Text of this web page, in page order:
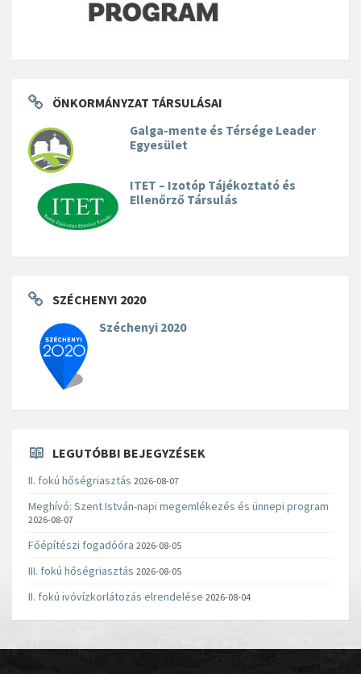
ÖNKORMÁNYZAT TÁRSULÁSAI
Galga-mente és Térsége Leader
Egyesület
ITET – Izotóp Tájékoztató és
Ellenőrző Társulás
SZÉCHENYI 2020
Széchenyi 2020
LEGUTÓBBI BEJEGYZÉSEK
II. fokú hőségriasztás 2026-08-07
Meghívó: Szent István-napi megemlékezés és ünnepi program
2026-08-07
Főépítészi fogadóóra 2026-08-05
III. fokú hőségriasztás 2026-08-05
II. fokú ivóvízkorlátozás elrendelése 2026-08-04